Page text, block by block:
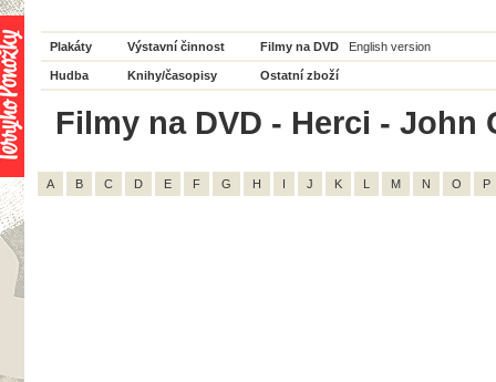
Plakáty Výstavní činnost Filmy na DVD English version
Hudba Knihy/časopisy Ostatní zboží
Filmy na DVD - Herci - John
A B C D E F G H I J K L M N O P